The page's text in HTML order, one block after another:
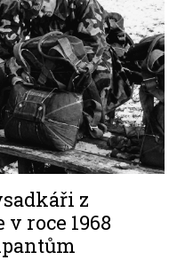
z
roce 1968